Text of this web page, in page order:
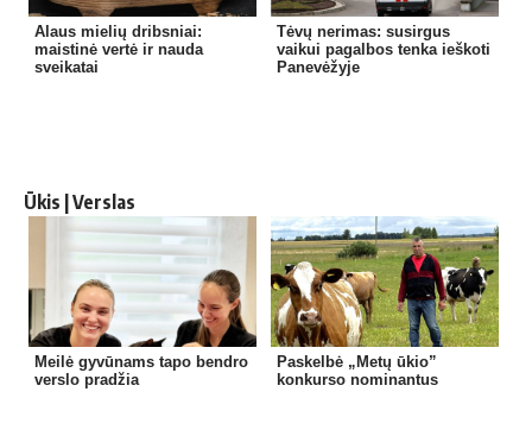
Alaus mielių dribsniai:
maistinė vertė ir nauda
sveikatai
Tėvų nerimas: susirgus
vaikui pagalbos tenka ieškoti
Panevėžyje
Ūkis | Verslas
Meilė gyvūnams tapo bendro
verslo pradžia
Paskelbė „Metų ūkio”
konkurso nominantus